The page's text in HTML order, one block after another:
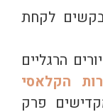
לקחת
הרגליים
הקלאסי
פרק